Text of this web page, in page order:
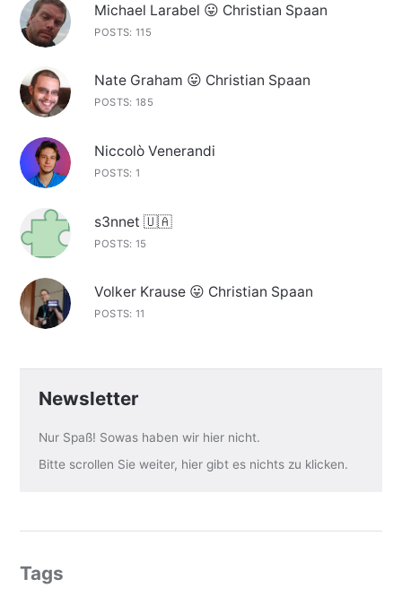
Michael Larabel 😛 Christian Spaan
POSTS: 115
Nate Graham 😛 Christian Spaan
POSTS: 185
Niccolò Venerandi
POSTS: 1
s3nnet 🇺🇦
POSTS: 15
Volker Krause 😛 Christian Spaan
POSTS: 11
Newsletter
Nur Spaß! Sowas haben wir hier nicht.
Bitte scrollen Sie weiter, hier gibt es nichts zu klicken.
Tags